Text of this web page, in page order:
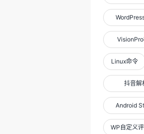
Linux命令
抖音解
Android
WP自定义